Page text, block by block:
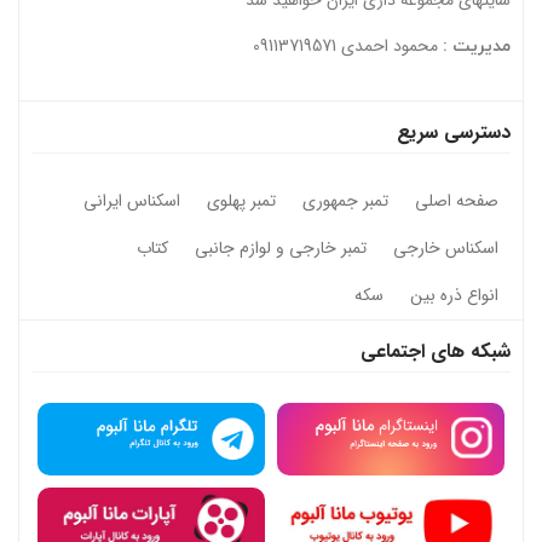
مدیریت : محمود احمدی 09113719571
دسترسی سریع
صفحه اصلی تمبر جمهوری تمبر پهلوی
اسکناس ایرانی
اسکناس خارجی
تمبر خارجی و لوازم جانبی
کتاب
انواع ذره بین
سکه
شبکه های اجتماعی